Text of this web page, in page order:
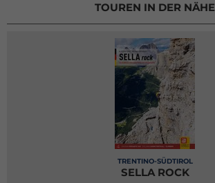
TOUREN IN DER NÄHE
TRENTINO-SÜDTIROL
SELLA ROCK